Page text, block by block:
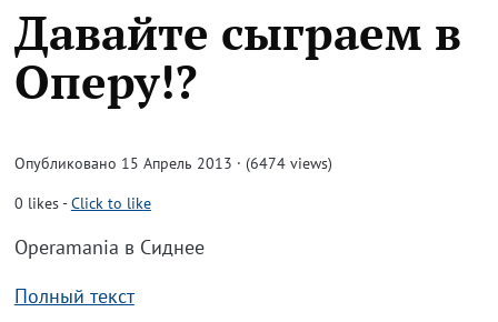
Давайте сыграем в
Оперу!?
Опубликовано 15 Апрель 2013 · (6474 views)
0 likes-Click to like
Operamania в Сиднее
Полный текст